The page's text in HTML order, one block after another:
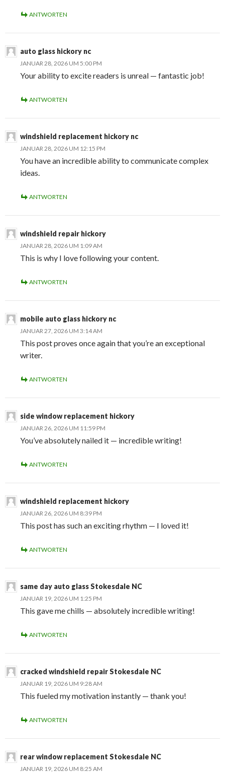
ANTWORTEN
auto glass hickory nc
JANUAR 28, 2026 UM 5:00 PM
Your ability to excite readers is unreal — fantastic job!
ANTWORTEN
windshield replacement hickory nc
JANUAR 28, 2026 UM 12:15 PM
You have an incredible ability to communicate complex
ideas.
ANTWORTEN
windshield repair hickory
JANUAR 28, 2026 UM 1:09 AM
This is why I love following your content.
ANTWORTEN
mobile auto glass hickory nc
JANUAR 27, 2026 UM 3:14 AM
This post proves once again that you’re an exceptional
writer.
ANTWORTEN
side window replacement hickory
JANUAR 26, 2026 UM 11:59 PM
You’ve absolutely nailed it — incredible writing!
ANTWORTEN
windshield replacement hickory
JANUAR 26, 2026 UM 8:39 PM
This post has such an exciting rhythm — I loved it!
ANTWORTEN
same day auto glass Stokesdale NC
JANUAR 19, 2026 UM 1:25 PM
This gave me chills — absolutely incredible writing!
ANTWORTEN
cracked windshield repair Stokesdale NC
JANUAR 19, 2026 UM 9:28 AM
This fueled my motivation instantly — thank you!
ANTWORTEN
rear window replacement Stokesdale NC
JANUAR 19, 2026 UM 8:25 AM